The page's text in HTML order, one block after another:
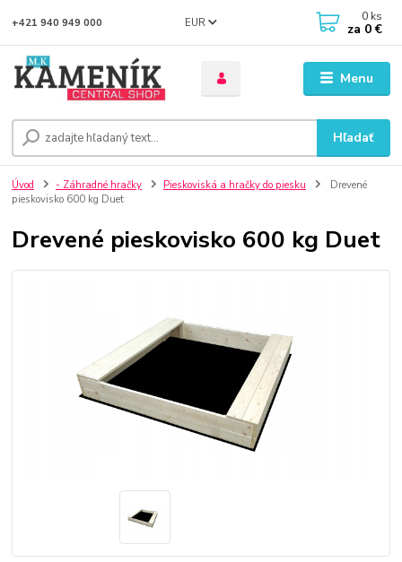
Menu
EUR
Hľadať
+421 940 949 000 0 ks
za 0 €
Úvod - Záhradné hračky Pieskoviská a hračky do piesku
Drevené
pieskovisko 600 kg Duet
Drevené pieskovisko 600 kg Duet